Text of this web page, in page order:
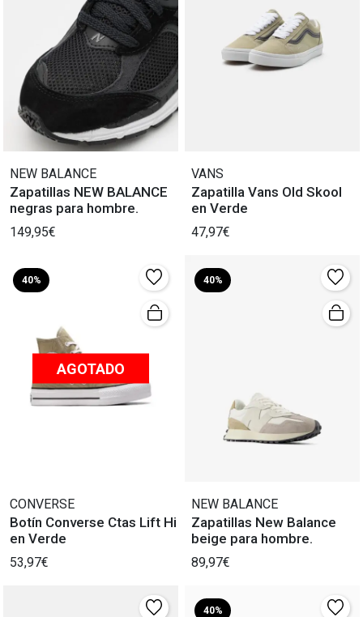
NEW BALANCE
Zapatillas NEW BALANCE
negras para hombre.
149,95€
VANS
Zapatilla Vans Old Skool
en Verde
47,97€
40%
AGOTADO
CONVERSE
Botín Converse Ctas Lift Hi
en Verde
53,97€
40%
NEW BALANCE
Zapatillas New Balance
beige para hombre.
89,97€
40%